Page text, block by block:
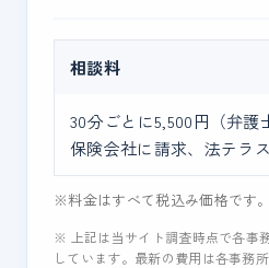
相談料
30分ごとに5,500円（弁護
保険会社に請求、法テラス
※料金はすべて税込み価格です。
※ 上記は当サイト調査時点で各事
しています。最新の費用は各事務